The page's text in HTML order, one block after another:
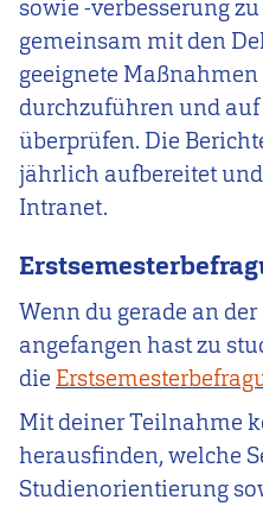
sowie -verbesserung
gemeinsam mit den
geeignete
durchzuführen und
überprüfen. Die
jährlich aufbereitet
Intranet.
Wenn du gerade an
angefangen hast zu
die
Mit deiner Teilnahme
herausfinden, welche
Studienorientierung